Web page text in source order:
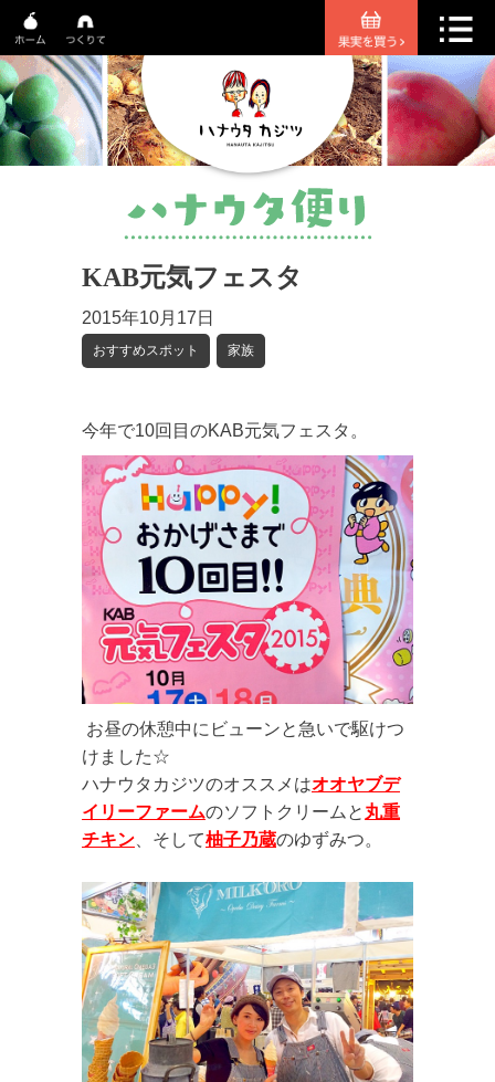
KAB元気フェスタ
2015年10月17日
おすすめスポット 家族
今年で10回目のKAB元気フェスタ。
お昼の休憩中にビューンと急いで駆けつ
けました☆
ハナウタカジツのオススメはオオヤブデ
イリーファームのソフトクリームと 丸重
チキン 、そして柚子乃蔵のゆずみつ。